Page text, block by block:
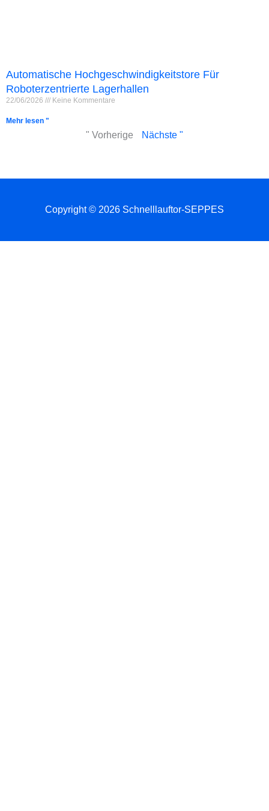
Automatische Hochgeschwindigkeitstore Für
Roboterzentrierte Lagerhallen
22/06/2026 Keine Kommentare
Mehr lesen "
" Vorherige Nächste "
Copyright © 2026 Schnelllauftor-SEPPES